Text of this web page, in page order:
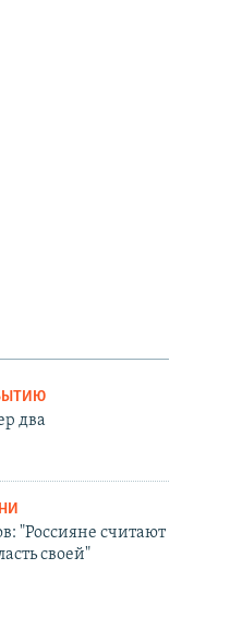
два
"Россияне считают
своей"